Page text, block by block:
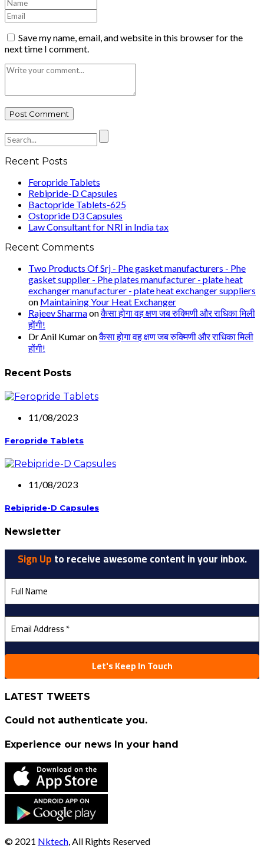
Save my name, email, and website in this browser for the
next time I comment.
Recent Posts
Feropride Tablets
Rebipride-D Capsules
Bactopride Tablets-625
Ostopride D3 Capsules
Law Consultant for NRI in India tax
Recent Comments
Two Products Of Srj - Phe gasket manufacturers - Phe
gasket supplier - Phe plates manufacturer - plate heat
exchanger manufacturer - plate heat exchanger suppliers
on Maintaining Your Heat Exchanger
Rajeev Sharmaonकैसा होगा वह क्षण जब रुक्मिणी और राधिका मिली
होंगी!
Dr Anil Kumaronकैसा होगा वह क्षण जब रुक्मिणी और राधिका मिली
होंगी!
Recent Posts
11/08/2023
Feropride Tablets
11/08/2023
Rebipride-D Capsules
Newsletter
Sign Upto receive awesome content in your inbox.
LATEST TWEETS
Could not authenticate you.
Experience our news In your hand
© 2021 Nktech, All Rights Reserved